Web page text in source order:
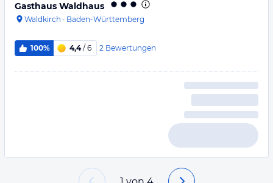
Gasthaus Waldhaus
Waldkirch · Baden-Württemberg
100% 4,4/ 6 2 Bewertungen